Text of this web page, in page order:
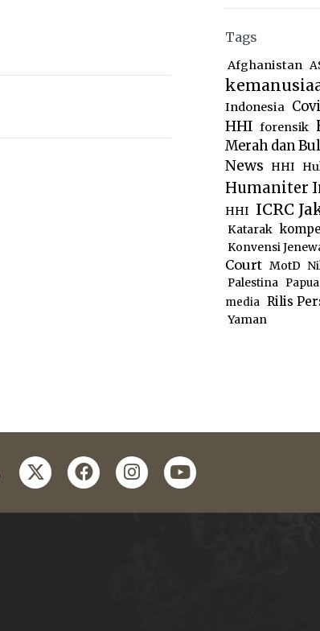
Tags
Afghanistan
Indonesia
HHI forensik
Merah dan
News
HHI
Humaniter
HHI ICRC
Katarak
Konvensi
Court MotD
Palestina
Papua
media Rilis
Yaman
twitterfacebookinstagram
youtube